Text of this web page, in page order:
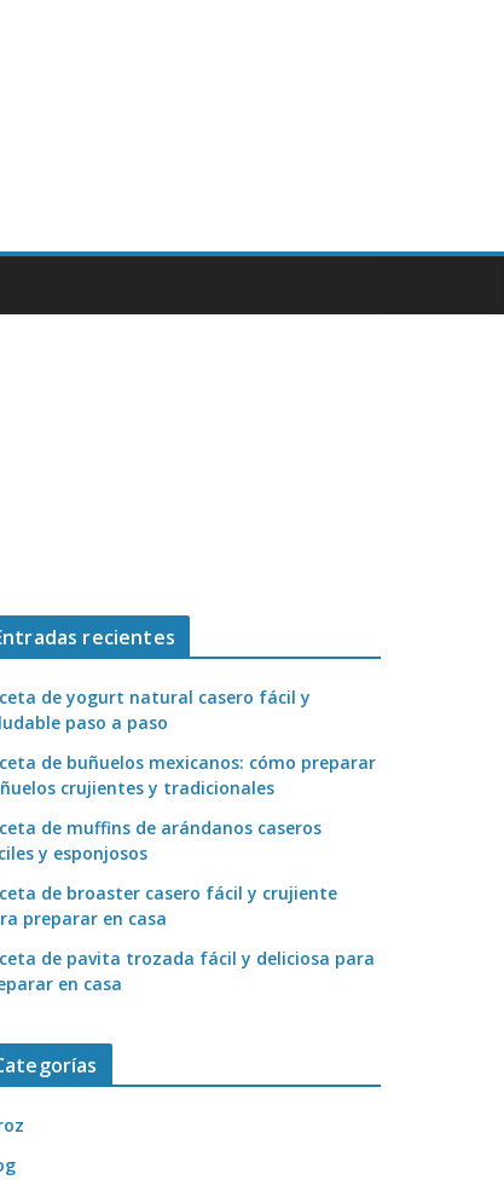
recientes
de yogurt natural casero fácil y
paso a paso
de buñuelos mexicanos: cómo preparar
crujientes y tradicionales
de muffins de arándanos caseros
y esponjosos
de broaster casero fácil y crujiente
preparar en casa
de pavita trozada fácil y deliciosa para
en casa